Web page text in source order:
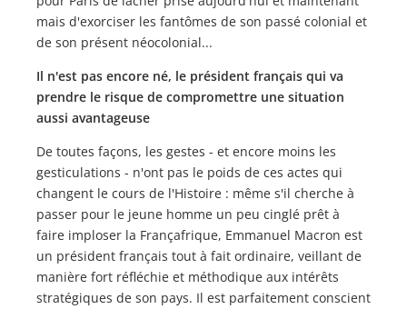
mais d'exorciser les fantômes de son passé colonial et
de son présent néocolonial...
Il n'est pas encore né, le président français qui va
prendre le risque de compromettre une situation
aussi avantageuse
De toutes façons, les gestes - et encore moins les
gesticulations - n'ont pas le poids de ces actes qui
changent le cours de l'Histoire : même s'il cherche à
passer pour le jeune homme un peu cinglé prêt à
faire imploser la Françafrique, Emmanuel Macron est
un président français tout à fait ordinaire, veillant de
manière fort réfléchie et méthodique aux intérêts
stratégiques de son pays. Il est parfaitement conscient